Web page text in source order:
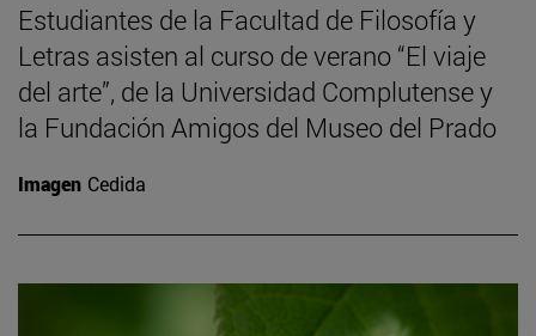
Estudiantes de la Facultad de Filosofía y
Letras asisten al curso de verano “El viaje
del arte”, de la Universidad Complutense y
la Fundación Amigos del Museo del Prado
Imagen Cedida